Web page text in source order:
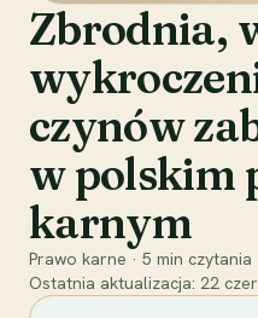
Zbrodnia,
czynów
w polskim
karnym
Prawo karne · 5 min czytania
Ostatnia aktualizacja: 22